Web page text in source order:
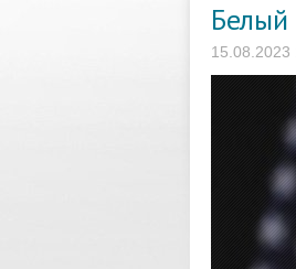
Белый
15.08.2023